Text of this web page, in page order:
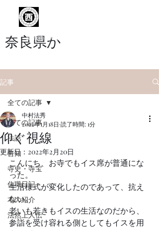
​奈良県か
葛城市 浄土宗西光院の公式サイトです
記事
全ての記事
法話
告知
寺史・寺宝
住職日記
本の紹介
法然上人伝
全ての記事
仰ぐ視線
中村法秀
2022年1月18日 読了時間: 1分
更新日： 2022年2月20日
こんにち、お寺でもイス席が普通にな
った。
生活様式が変化したのであって、抗え
ない。
老いも若きもイスの生活なのだから、
参詣を受け容れる側としてもイスを用